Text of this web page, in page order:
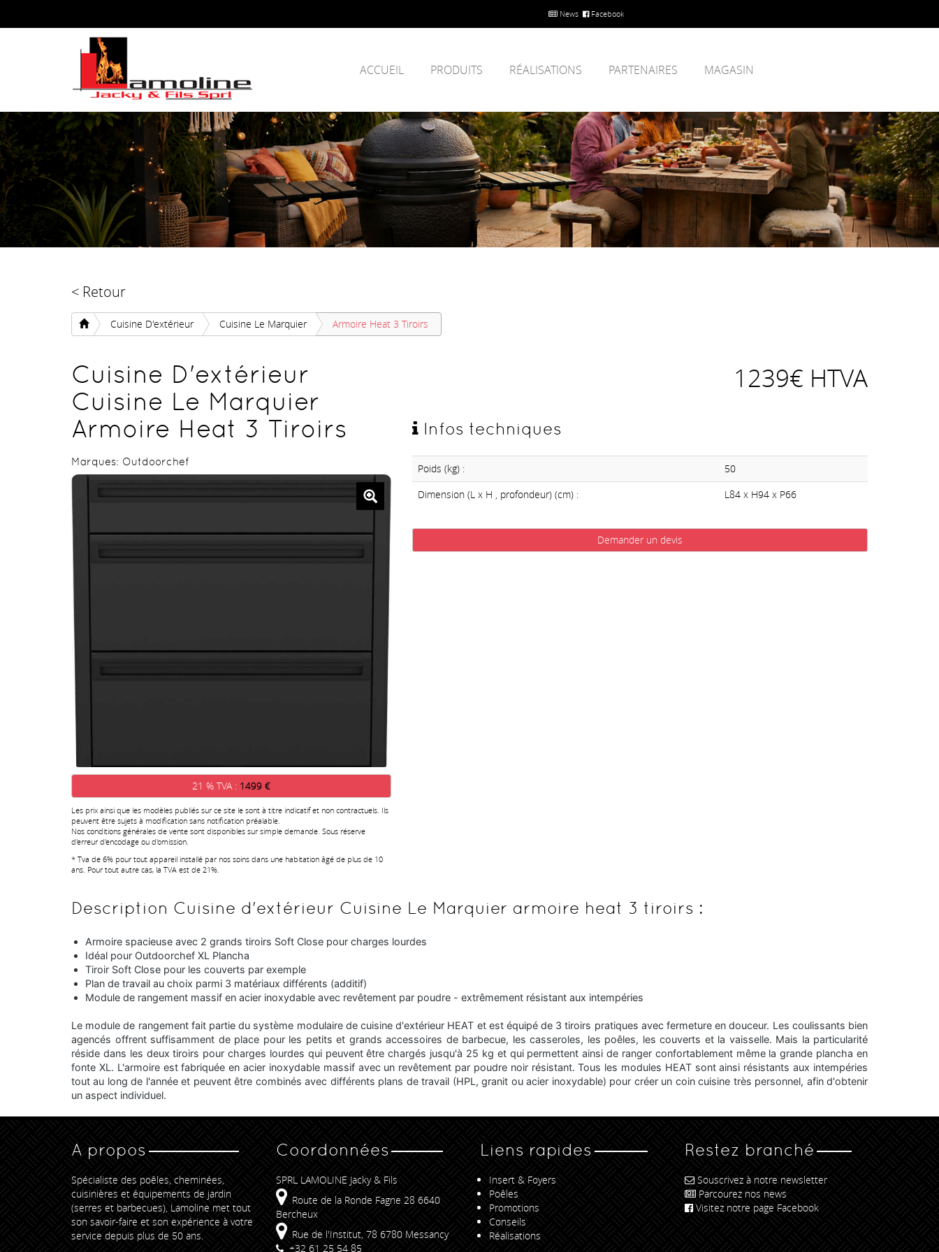
News Facebook
ACCUEIL PRODUITS RÉALISATIONS PARTENAIRES MAGASIN
< Retour
Cuisine D'extérieur Cuisine Le Marquier Armoire Heat 3 Tiroirs
Cuisine D'extérieur
Cuisine Le Marquier
Armoire Heat 3 Tiroirs
Marques: Outdoorchef
21 % TVA : 1499 €
Les prix ainsi que les modèles publiés sur ce site le sont à titre indicatif et non contractuels. Ils
peuvent être sujets à modification sans notification préalable.
Nos conditions générales de vente sont disponibles sur simple demande. Sous réserve
d'erreur d'encodage ou d'omission.
* Tva de 6% pour tout appareil installé par nos soins dans une habitation âgé de plus de 10
ans. Pour tout autre cas, la TVA est de 21%.
1239€ HTVA
Infos techniques
Poids (kg) :
50
Dimension (L x H , profondeur) (cm) :
L84 x H94 x P66
Demander un devis
Description Cuisine d'extérieur Cuisine Le Marquier armoire heat 3 tiroirs :
Armoire spacieuse avec 2 grands tiroirs Soft Close pour charges lourdes
Idéal pour Outdoorchef XL Plancha
Tiroir Soft Close pour les couverts par exemple
Plan de travail au choix parmi 3 matériaux différents (additif)
Module de rangement massif en acier inoxydable avec revêtement par poudre - extrêmement résistant aux intempéries
Le module de rangement fait partie du système modulaire de cuisine d'extérieur HEAT et est équipé de 3 tiroirs pratiques avec fermeture en douceur. Les coulissants bien
agencés offrent suffisamment de place pour les petits et grands accessoires de barbecue, les casseroles, les poêles, les couverts et la vaisselle. Mais la particularité
réside dans les deux tiroirs pour charges lourdes qui peuvent être chargés jusqu'à 25 kg et qui permettent ainsi de ranger confortablement même la grande plancha en
fonte XL. L'armoire est fabriquée en acier inoxydable massif avec un revêtement par poudre noir résistant. Tous les modules HEAT sont ainsi résistants aux intempéries
tout au long de l'année et peuvent être combinés avec différents plans de travail (HPL, granit ou acier inoxydable) pour créer un coin cuisine très personnel, afin d'obtenir
un aspect individuel.
A propos
Spécialiste des poêles, cheminées,
cuisinières et équipements de jardin
(serres et barbecues), Lamoline met tout
son savoir-faire et son expérience à votre
service depuis plus de 50 ans.
Coordonnées
SPRL LAMOLINE Jacky & Fils
Route de la Ronde Fagne 28 6640
Bercheux
Rue de l'Institut, 78 6780 Messancy
+32 61 25 54 85
Liens rapides
Insert & Foyers
Poêles
Promotions
Conseils
Réalisations
Restez branché
Souscrivez à notre newsletter
Parcourez nos news
Visitez notre page Facebook